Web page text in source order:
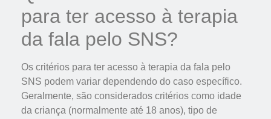
para ter acesso à terapia
da fala pelo SNS?
Os critérios para ter acesso à terapia da fala pelo
SNS podem variar dependendo do caso específico.
Geralmente, são considerados critérios como idade
da criança (normalmente até 18 anos), tipo de